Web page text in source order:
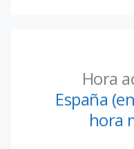
Hora
España
hora